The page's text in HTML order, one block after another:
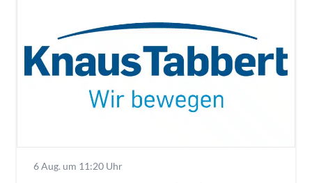
6 Aug. um 11:20 Uhr